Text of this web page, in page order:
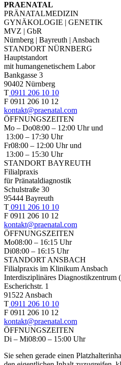
PRAENATAL
PRÄNATALMEDIZIN
GYNÄKOLOGIE | GENETIK
MVZ | GbR
Nürnberg | Bayreuth | Ansbach
STANDORT NÜRNBERG
Hauptstandort
mit humangenetischem Labor
Bankgasse 3
90402 Nürnberg
T 0911 206 10 10
F 0911 206 10 12
kontakt@praenatal.com
ÖFFNUNGSZEITEN
Mo – Do08:00 – 12:00 Uhr und
13:00 – 17:30 Uhr
Fr08:00 – 12:00 Uhr und
13:00 – 15:30 Uhr
STANDORT BAYREUTH
Filialpraxis
für Pränataldiagnostik
Schulstraße 30
95444 Bayreuth
T 0911 206 10 10
F 0911 206 10 12
kontakt@praenatal.com
ÖFFNUNGSZEITEN
Mo08:00 – 16:15 Uhr
Di08:00 – 16:15 Uhr
STANDORT ANSBACH
Filialpraxis im Klinikum Ansbach
Interdisziplinäres Diagnostikzentrum
Escherichstr. 1
91522 Ansbach
T 0911 206 10 10
F 0911 206 10 12
kontakt@praenatal.com
ÖFFNUNGSZEITEN
Di – Mi08:00 – 15:00 Uhr
Sie sehen gerade einen